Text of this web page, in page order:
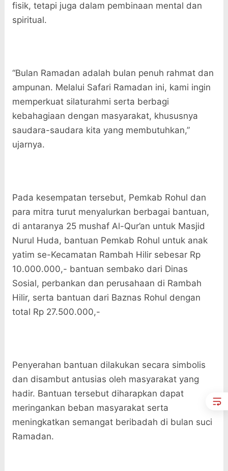
fisik, tetapi juga dalam pembinaan mental dan
spiritual.
“Bulan Ramadan adalah bulan penuh rahmat dan
ampunan. Melalui Safari Ramadan ini, kami ingin
memperkuat silaturahmi serta berbagi
kebahagiaan dengan masyarakat, khususnya
saudara-saudara kita yang membutuhkan,”
ujarnya.
Pada kesempatan tersebut, Pemkab Rohul dan
para mitra turut menyalurkan berbagai bantuan,
di antaranya 25 mushaf Al-Qur’an untuk Masjid
Nurul Huda, bantuan Pemkab Rohul untuk anak
yatim se-Kecamatan Rambah Hilir sebesar Rp
10.000.000,- bantuan sembako dari Dinas
Sosial, perbankan dan perusahaan di Rambah
Hilir, serta bantuan dari Baznas Rohul dengan
total Rp 27.500.000,-
Penyerahan bantuan dilakukan secara simbolis
dan disambut antusias oleh masyarakat yang
hadir. Bantuan tersebut diharapkan dapat
meringankan beban masyarakat serta
meningkatkan semangat beribadah di bulan suci
Ramadan.